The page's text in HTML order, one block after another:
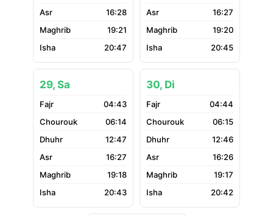
16:28
19:21
20:47
16:27
19:20
20:45
29, Sa
04:43
06:14
12:47
16:27
19:18
20:43
30, Di
04:44
06:15
12:46
16:26
19:17
20:42